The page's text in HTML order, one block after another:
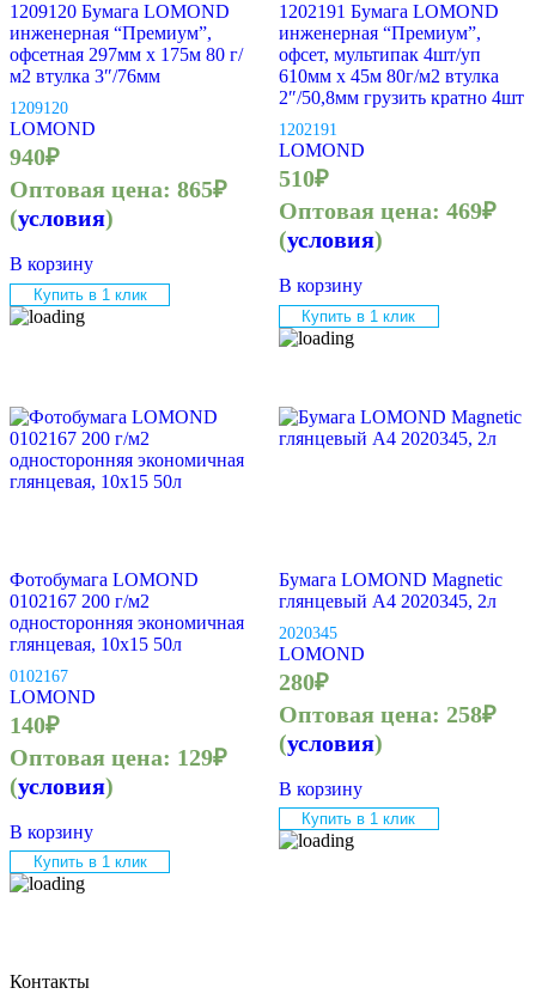
1209120 Бумага LOMOND
инженерная “Премиум”,
офсетная 297мм х 175м 80 г/
м2 втулка 3″/76мм
1209120
LOMOND
940₽
Оптовая цена: 865₽
(условия)
В корзину
Купить в 1 клик
1202191 Бумага LOMOND
инженерная “Премиум”,
офсет, мультипак 4шт/уп
610мм х 45м 80г/м2 втулка
2″/50,8мм грузить кратно 4шт
1202191
LOMOND
510₽
Оптовая цена: 469₽
(условия)
В корзину
Купить в 1 клик
Фотобумага LOMOND
0102167 200 г/м2
односторонняя экономичная
глянцевая, 10х15 50л
0102167
LOMOND
140₽
Оптовая цена: 129₽
(условия)
В корзину
Купить в 1 клик
Бумага LOMOND Magnetic
глянцевый A4 2020345, 2л
2020345
LOMOND
280₽
Оптовая цена: 258₽
(условия)
В корзину
Купить в 1 клик
Контакты